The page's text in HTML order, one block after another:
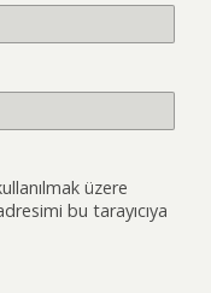
üzere
bu tarayıcıya